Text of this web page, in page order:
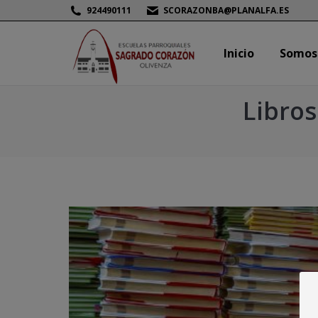
924490111 SCORAZONBA@PLANALFA.ES
Inicio Somos
Inicio Somos